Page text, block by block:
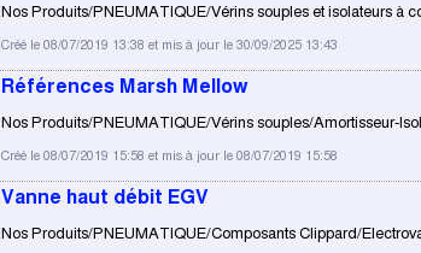
Nos Produits/PNEUMATIQUE/Vérins souples et isolateurs à
Créé le 08/07/2019 13:38 et mis à jour le 30/09/2025 13:43
Références Marsh Mellow
Nos Produits/PNEUMATIQUE/Vérins souples/Amortisseur-
Créé le 08/07/2019 15:58 et mis à jour le 08/07/2019 15:58
Vanne haut débit EGV
Nos Produits/PNEUMATIQUE/Composants Clippard/